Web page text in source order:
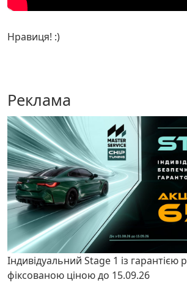
Нравиця! :)
Реклама
Індивідуальний Stage 1 із гарантією
фіксованою ціною до 15.09.26